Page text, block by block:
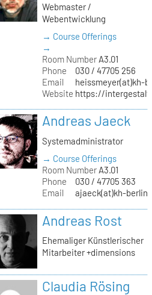
Webmaster /
Webentwicklung
→ Course Offerings
→
Room NumberA3.01
Phone
030 / 47705 256
Email
heissmeyer(at)kh-
Website https://
Andreas Jaeck
Systemadministrator
→ Course Offerings
Room NumberA3.01
Phone
030 / 47705 363
Email
ajaeck(at)kh-
Andreas Rost
Ehemaliger Künstlerischer
Mitarbeiter +dimensions
Claudia Rösing